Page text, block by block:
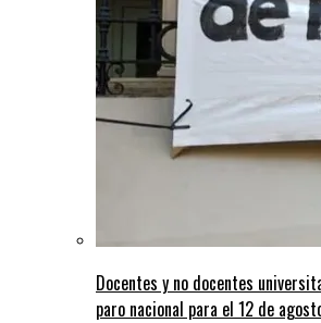
Docentes y no docentes
paro nacional para el 12 de